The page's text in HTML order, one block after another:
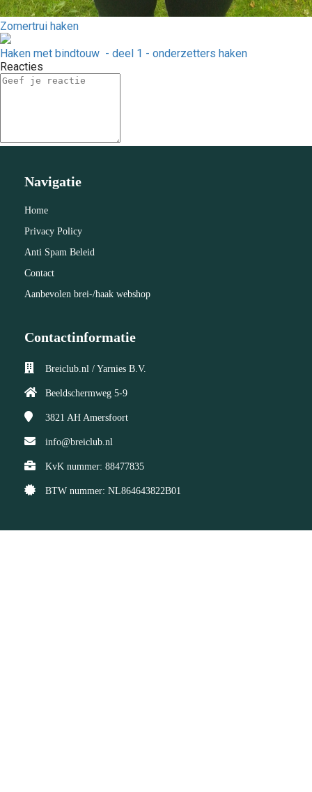
Zomertrui haken
Haken met bindtouw - deel 1 - onderzetters haken
Reacties
Navigatie
Home
Privacy Policy
Anti Spam Beleid
Contact
Aanbevolen brei-/haak webshop
Contactinformatie
Breiclub.nl / Yarnies B.V.
Beeldschermweg 5-9
3821 AH Amersfoort
info@breiclub.nl
KvK nummer: 88477835
BTW nummer: NL864643822B01